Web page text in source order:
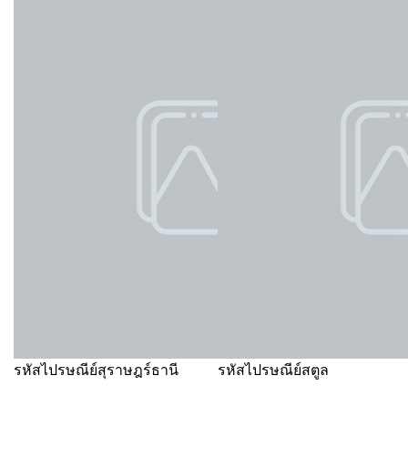
รหัสไปรษณีย์สุราษฎร์ธานี รหัสไปรษณีย์สตูล